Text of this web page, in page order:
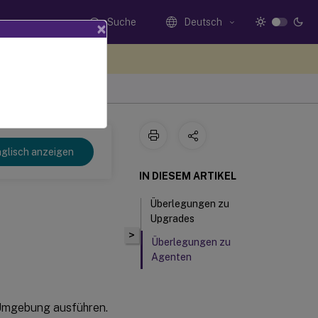
Suche Deutsch
anzeigen
ausführen.
>
IN DIESEM ARTIKEL
Überlegungen zu
Upgrades
Überlegungen zu
Agenten
×